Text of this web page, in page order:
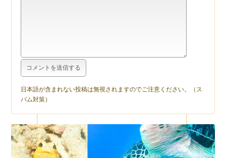
日本語が含まれない投稿は無視されますのでご注意ください。（ス
パム対策）